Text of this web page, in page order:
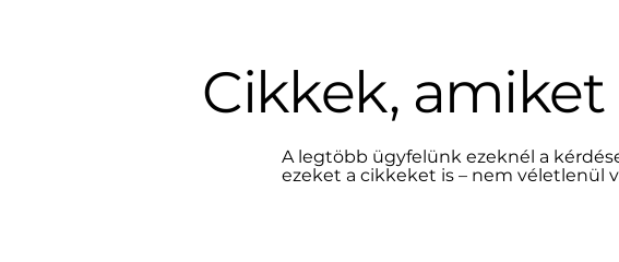
Cikkek,
A legtöbb ügyfelünk ezeknél a
ezeket a cikkeket is – nem véletlenül